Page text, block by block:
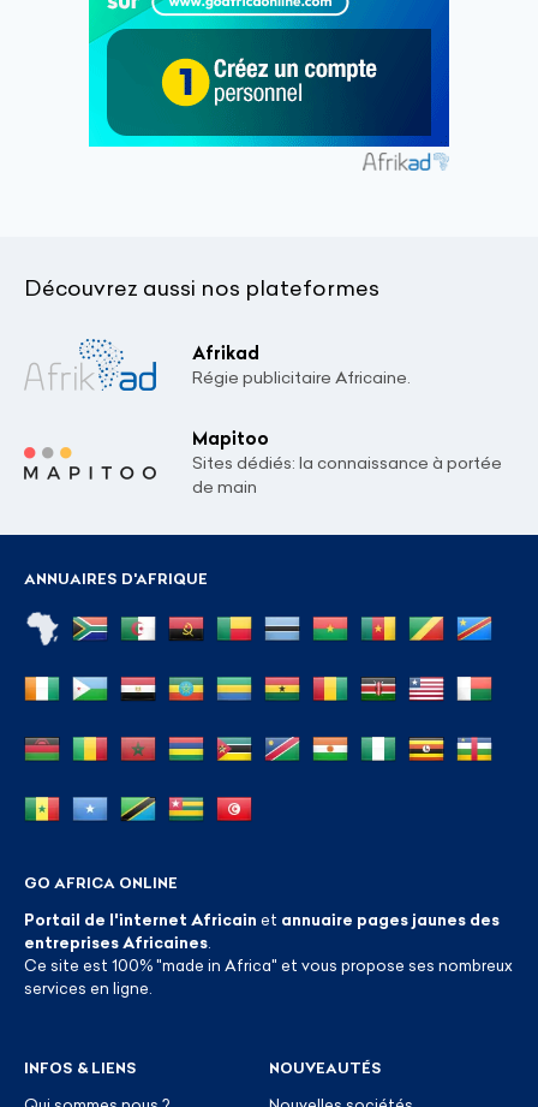
Découvrez aussi nos plateformes
Afrikad
Régie publicitaire Africaine.
Mapitoo
Sites dédiés: la connaissance à portée
de main
ANNUAIRES D'AFRIQUE
GO AFRICA ONLINE
Portail de l'internet Africain et annuaire pages jaunes des
entreprises Africaines
Ce site est 100% "made in Africa" et vous propose ses nombreux
services en ligne.
INFOS & LIENS NOUVEAUTÉS